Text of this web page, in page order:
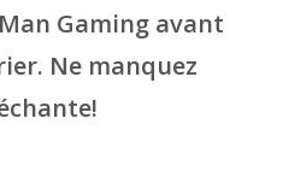
Gaming avant
Ne manquez